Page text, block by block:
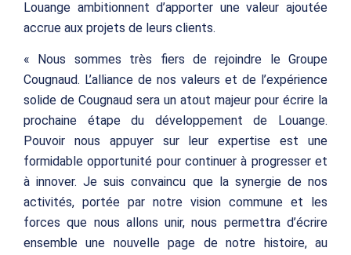
Louange ambitionnent d’apporter une valeur ajoutée
accrue aux projets de leurs clients.
« Nous sommes très fiers de rejoindre le Groupe
Cougnaud. L’alliance de nos valeurs et de l’expérience
solide de Cougnaud sera un atout majeur pour écrire la
prochaine étape du développement de Louange.
Pouvoir nous appuyer sur leur expertise est une
formidable opportunité pour continuer à progresser et
à innover. Je suis convaincu que la synergie de nos
activités, portée par notre vision commune et les
forces que nous allons unir, nous permettra d’écrire
ensemble une nouvelle page de notre histoire, au